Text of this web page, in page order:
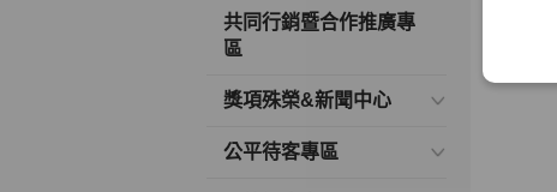
共同行銷暨合作推廣專
區
獎項殊榮&新聞中心
公平待客專區